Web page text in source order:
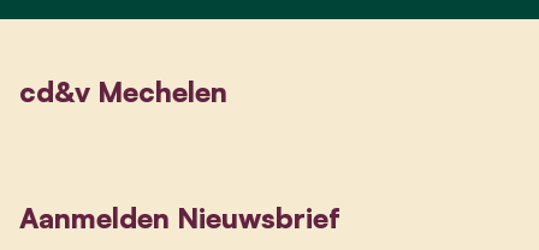
cd&v Mechelen
Aanmelden Nieuwsbrief